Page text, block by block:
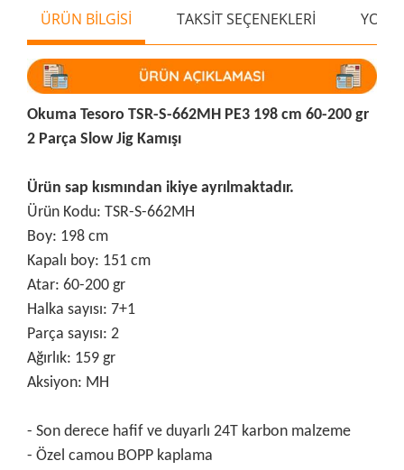
ÜRÜN BİLGİSİ TAKSİT SEÇENEKLERİ
Okuma Tesoro TSR-S-662MH PE3 198 cm 60-200 gr
2 Parça Slow Jig Kamışı
Ürün sap kısmından ikiye ayrılmaktadır.
Ürün Kodu: TSR-S-662MH
Boy: 198 cm
Kapalı boy: 151 cm
Atar: 60-200 gr
Halka sayısı: 7+1
Parça sayısı: 2
Ağırlık: 159 gr
Aksiyon: MH
- Son derece hafif ve duyarlı 24T karbon malzeme
- Özel camou BOPP kaplama